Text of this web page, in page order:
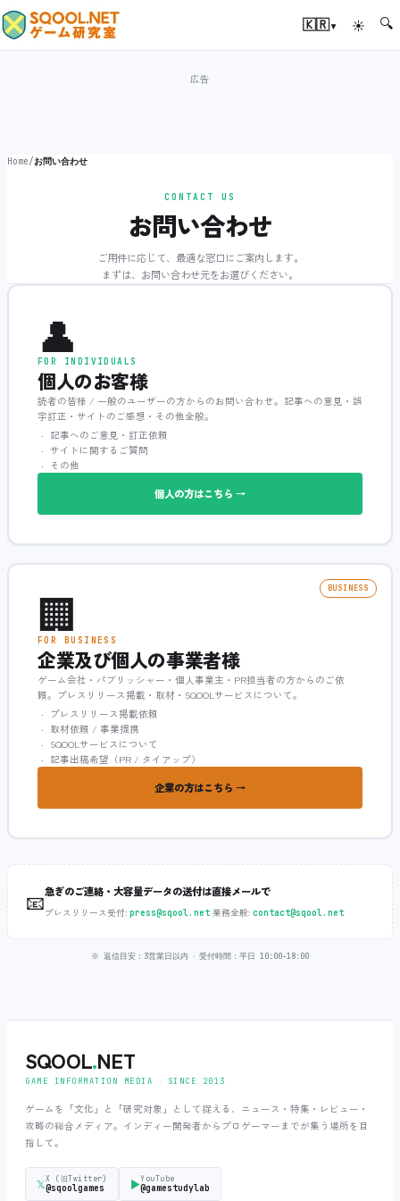
🇰🇷▾ ☀ 🔍
Home/お問い合わせ
CONTACT US
お問い合わせ
ご用件に応じて、最適な窓口にご案内します。
まずは、お問い合わせ元をお選びください。
👤
FOR INDIVIDUALS
個人のお客様
読者の皆様 / 一般のユーザーの方からのお問い合わせ。記事への意見・誤
字訂正・サイトのご感想・その他全般。
記事へのご意見・訂正依頼
サイトに関するご質問
その他
個人の方はこちら →
BUSINESS
🏢
FOR BUSINESS
企業及び個人の事業者様
ゲーム会社・パブリッシャー・個人事業主・PR担当者の方からのご依
頼。プレスリリース掲載・取材・SQOOLサービスについて。
プレスリリース掲載依頼
取材依頼 / 事業提携
SQOOLサービスについて
記事出稿希望（PR / タイアップ）
企業の方はこちら →
📧急ぎのご連絡・大容量データの送付は直接メールで
プレスリリース受付: press@sqool.net 業務全般: contact@sqool.net
※ 返信目安：3営業日以内 ‧ 受付時間：平日 10:00-18:00
SQOOL.NET
GAME INFORMATION MEDIA ‧ SINCE 2013
ゲームを「文化」と「研究対象」として捉える、ニュース・特集・レビュー・
攻略の総合メディア。インディー開発者からプロゲーマーまでが集う場所を目
指して。
𝕏X (旧Twitter)
@sqoolgames ▶YouTube
@gamestudylab